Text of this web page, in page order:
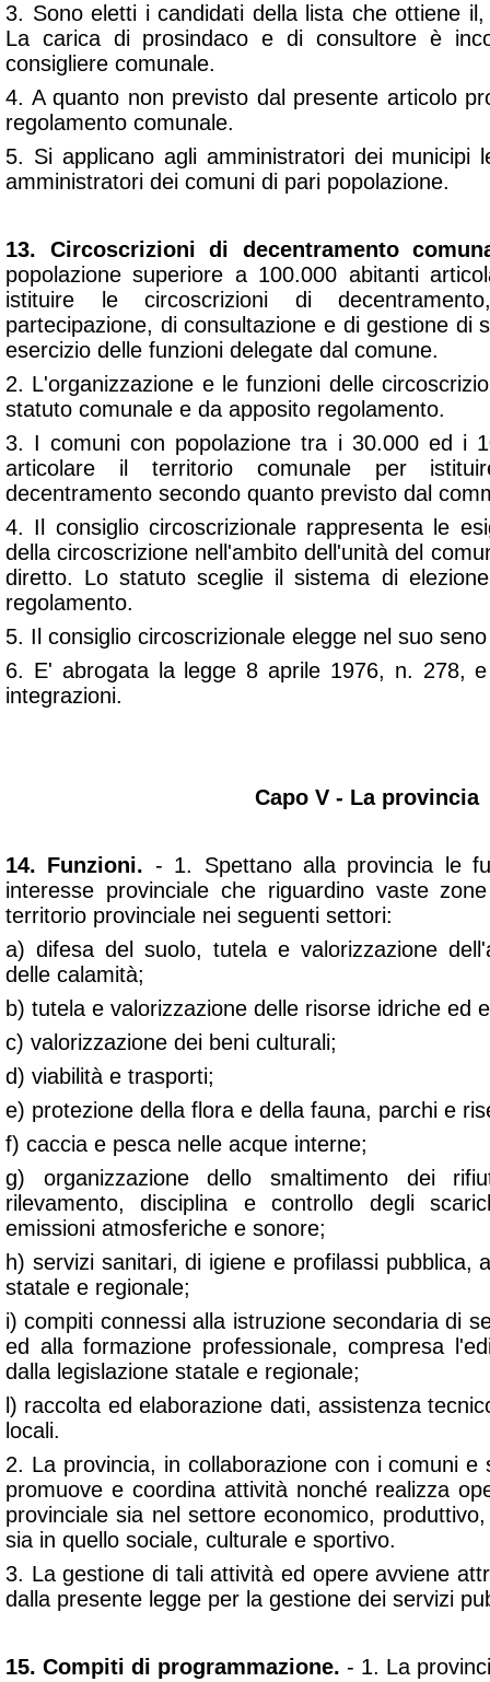
3. Sono eletti i candidati della lista che ottiene
La carica di prosindaco e di consultore è
consigliere comunale.
4. A quanto non previsto dal presente articolo
regolamento comunale.
5. Si applicano agli amministratori dei municipi
amministratori dei comuni di pari popolazione.
13. Circoscrizioni di decentramento
popolazione superiore a 100.000 abitanti
istituire le circoscrizioni di
partecipazione, di consultazione e di gestione di
esercizio delle funzioni delegate dal comune.
2. L'organizzazione e le funzioni delle
statuto comunale e da apposito regolamento.
3. I comuni con popolazione tra i 30.000 ed i
articolare il territorio comunale per
decentramento secondo quanto previsto dal
4. Il consiglio circoscrizionale rappresenta le
della circoscrizione nell'ambito dell'unità del
diretto. Lo statuto sceglie il sistema di
regolamento.
5. Il consiglio circoscrizionale elegge nel suo
6. E' abrogata la legge 8 aprile 1976, n. 278,
integrazioni.
Capo V - La provincia
14. Funzioni. - 1. Spettano alla provincia le
interesse provinciale che riguardino vaste
territorio provinciale nei seguenti settori:
a) difesa del suolo, tutela e valorizzazione
delle calamità;
b) tutela e valorizzazione delle risorse idriche ed
c) valorizzazione dei beni culturali;
d) viabilità e trasporti;
e) protezione della flora e della fauna, parchi e
f) caccia e pesca nelle acque interne;
g) organizzazione dello smaltimento dei
rilevamento, disciplina e controllo degli
emissioni atmosferiche e sonore;
h) servizi sanitari, di igiene e profilassi pubblica,
statale e regionale;
i) compiti connessi alla istruzione secondaria di
ed alla formazione professionale, compresa
dalla legislazione statale e regionale;
l) raccolta ed elaborazione dati, assistenza
locali.
2. La provincia, in collaborazione con i comuni e
promuove e coordina attività nonché realizza
provinciale sia nel settore economico,
sia in quello sociale, culturale e sportivo.
3. La gestione di tali attività ed opere avviene
dalla presente legge per la gestione dei servizi
15. Compiti di programmazione. - 1. La